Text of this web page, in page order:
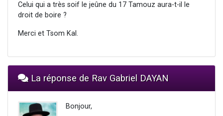
Celui qui a très soif le jeûne du 17 Tamouz aura-t-il le
droit de boire ?
Merci et Tsom Kal.
La réponse de Rav Gabriel DAYAN
Bonjour,